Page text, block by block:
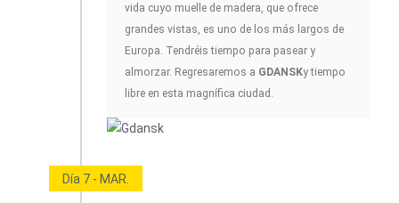
vida cuyo muelle de madera, que ofrece
grandes vistas, es uno de los más largos de
Europa. Tendréis tiempo para pasear y
almorzar. Regresaremos a GDANSKy tiempo
libre en esta magnífica ciudad.
Día 7 - MAR.